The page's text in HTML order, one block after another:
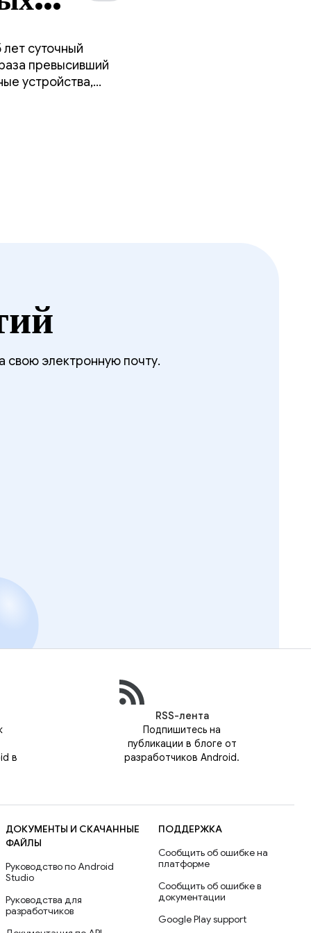
суточный
превысивший
устройства,
своего телефона.
свою электронную почту.
в
RSS-лента
Подпишитесь на
публикации в блоге от
разработчиков Android.
ДОКУМЕНТЫ И СКАЧАННЫЕ
ФАЙЛЫ
Руководство по Android
Studio
Руководства для
разработчиков
ПОДДЕРЖКА
Сообщить об ошибке на
платформе
Сообщить об ошибке в
документации
Google Play support